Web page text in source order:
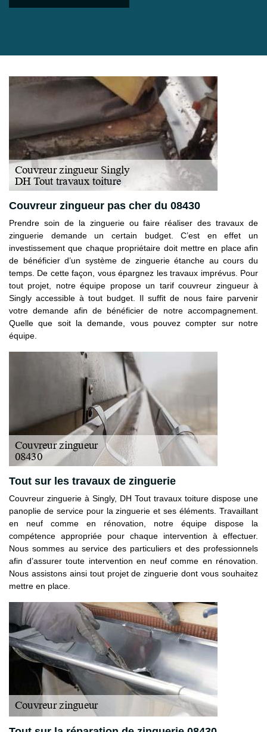
Couvreur zingueur pas cher du 08430
Prendre soin de la zinguerie ou faire réaliser des travaux de
zinguerie demande un certain budget. C’est en effet un
investissement que chaque propriétaire doit mettre en place afin
de bénéficier d’un système de zinguerie étanche au cours du
temps. De cette façon, vous épargnez les travaux imprévus. Pour
tout projet, notre équipe propose un tarif couvreur zingueur à
Singly accessible à tout budget. Il suffit de nous faire parvenir
votre demande afin de bénéficier de notre accompagnement.
Quelle que soit la demande, vous pouvez compter sur notre
équipe.
Tout sur les travaux de zinguerie
Couvreur zinguerie à Singly, DH Tout travaux toiture dispose une
panoplie de service pour la zinguerie et ses éléments. Travaillant
en neuf comme en rénovation, notre équipe dispose la
compétence appropriée pour chaque intervention à effectuer.
Nous sommes au service des particuliers et des professionnels
afin d’assurer toute intervention en neuf comme en rénovation.
Nous assistons ainsi tout projet de zinguerie dont vous souhaitez
mettre en place.